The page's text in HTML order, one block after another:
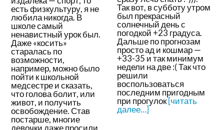
есть физкультуру, я не
любила никогда. В
школе самый
ненавистный урок был.
Даже «косить»
старалась по
возможности,
например, можно было
пойти к школьной
медсестре и сказать,
что голова болит, или
живот, и получить
освобождение. Став
постарше, многие
девочки даже просили
Так вот, в субботу утром
был прекрасный
солнечный день с
погодкой +23 градуса.
Дальше по прогнозам
просто ад и кошмар —
+33-35 и так минимум
недели на две :( Так что
решили
воспользоваться
последним пригодным
при прогулок[читать
далее…]